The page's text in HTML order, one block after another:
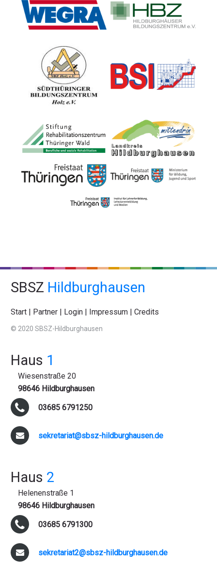
SBSZ Hildburghausen
Start | Partner | Login | Impressum |Credits
© 2020 SBSZ-Hildburghausen
Haus 1
Wiesenstraße 20
98646 Hildburghausen
03685 6791250
sekretariat@sbsz-hildburghausen.de
Haus 2
Helenenstraße 1
98646 Hildburghausen
03685 6791300
sekretariat2@sbsz-hildburghausen.de